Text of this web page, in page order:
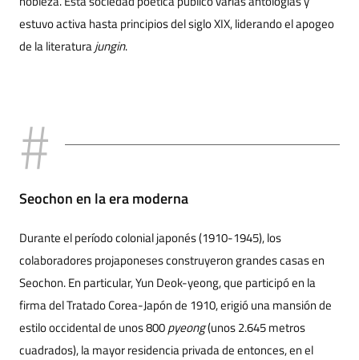
estuvo activa hasta principios del siglo XIX, liderando el apogeo
de la literaturajungin.
Seochon en la era moderna
Durante el período colonial japonés (1910-1945), los
colaboradores projaponeses construyeron grandes casas en
Seochon. En particular, Yun Deok-yeong, que participó en la
firma del Tratado Corea-Japón de 1910, erigió una mansión de
estilo occidental de unos 800pyeong(unos 2.645 metros
cuadrados), la mayor residencia privada de entonces, en el